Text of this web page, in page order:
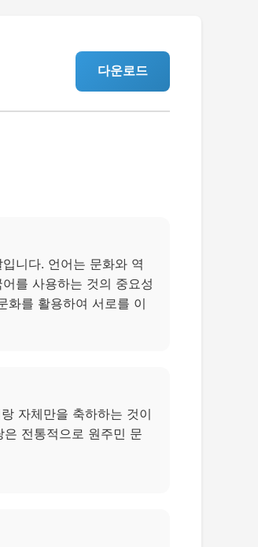
다운로드
니다. 언어는 문화와 역
를 사용하는 것의 중요성
화를 활용하여 서로를 이
자체만을 축하하는 것이
전통적으로 원주민 문